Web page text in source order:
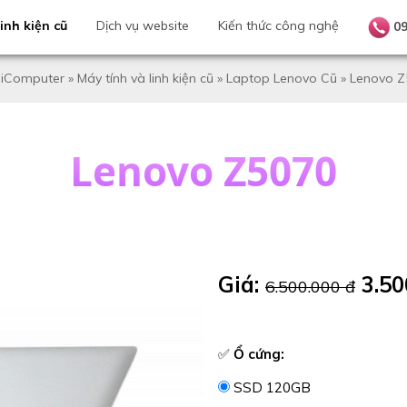
kiện cũ Dịch vụ website Kiến thức công nghệ
» Máy tính và linh kiện cũ » Laptop Lenovo Cũ » Lenovo
Lenovo Z5070
Giá: 6.500.000 đ
✅ Ổ cứng:
SSD 120GB